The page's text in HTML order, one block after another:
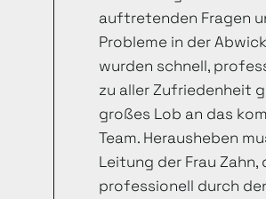
auftretenden Fragen
Probleme in der
wurden schnell,
zu aller Zufriedenheit
großes Lob an das
Team. Herausheben
Leitung der Frau Zahn,
professionell durch